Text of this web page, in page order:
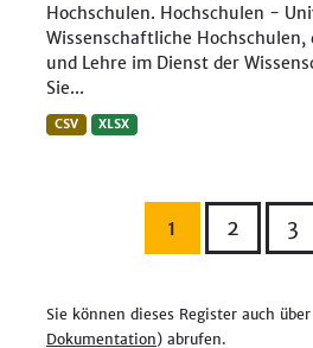
Hochschulen. Hochschulen -
Wissenschaftliche Hochschulen,
und Lehre im Dienst der
Sie...
CSV XLSX
1 2 3
Sie können dieses Register auch
Dokumentation) abrufen.